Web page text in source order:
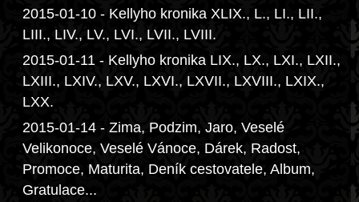
2015-01-10 - Kellyho kronika XLIX., L., LI., LII.,
LIII., LIV., LV., LVI., LVII., LVIII.
2015-01-11 - Kellyho kronika LIX., LX., LXI., LXII.,
LXIII., LXIV., LXV., LXVI., LXVII., LXVIII., LXIX.,
LXX.
2015-01-14 - Zima, Podzim, Jaro, Veselé
Velikonoce, Veselé Vánoce, Dárek, Radost,
Promoce, Maturita, Deník cestovatele, Album,
Gratulace...